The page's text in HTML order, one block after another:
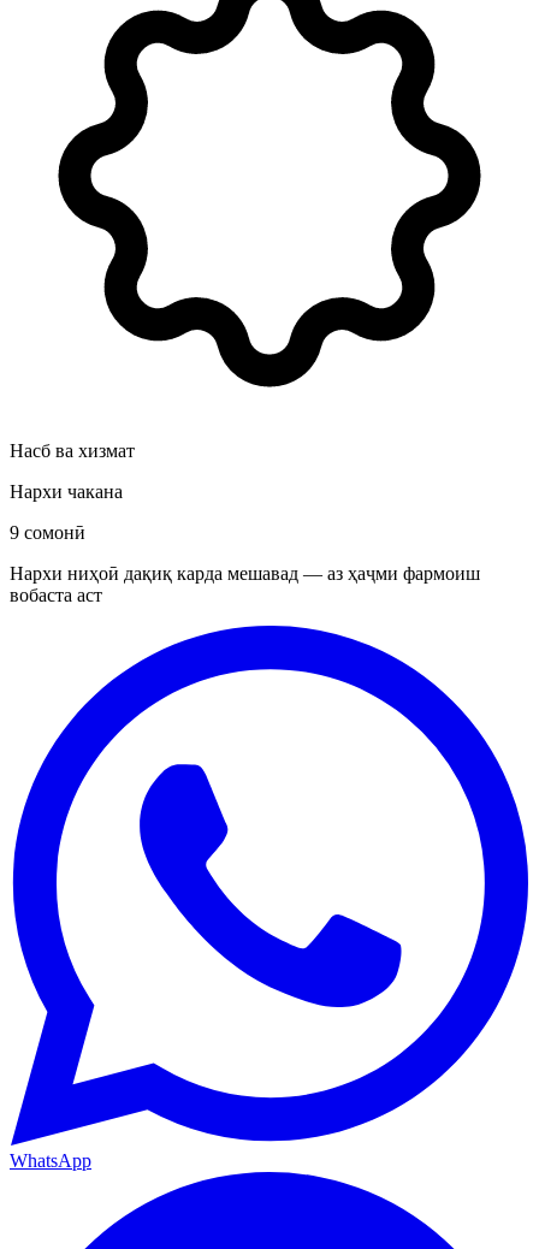
Насб ва хизмат
Нархи чакана
9 сомонӣ
Нархи ниҳоӣ дақиқ карда мешавад — аз ҳаҷми фармоиш
вобаста аст
WhatsApp